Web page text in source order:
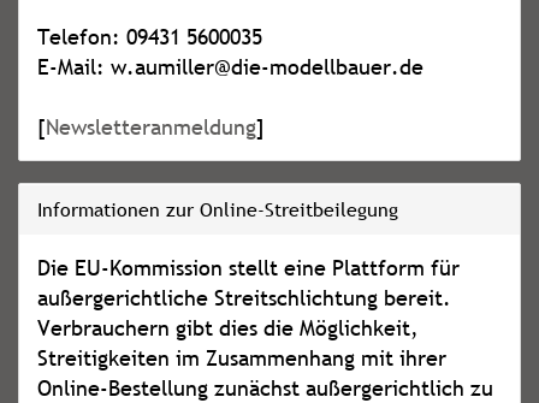
Telefon: 09431 5600035
E-Mail: w.aumiller@die-modellbauer.de
[Newsletteranmeldung]
Informationen zur Online-Streitbeilegung
Die EU-Kommission stellt eine Plattform für
außergerichtliche Streitschlichtung bereit.
Verbrauchern gibt dies die Möglichkeit,
Streitigkeiten im Zusammenhang mit ihrer
Online-Bestellung zunächst außergerichtlich zu